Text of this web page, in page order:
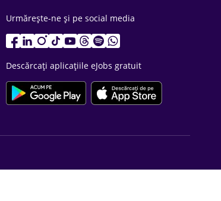
Urmărește-ne și pe social media
Descărcați aplicațiile eJobs gratuit